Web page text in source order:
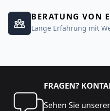
BERATUNG VON
Lange Erfahrung mit
FRAGEN?
Sehen Sie